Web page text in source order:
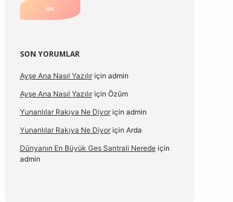
SON YORUMLAR
Ayşe Ana Nasıl Yazılıriçin admin
Ayşe Ana Nasıl Yazılıriçin Özüm
Yunanlılar Rakıya Ne Diyoriçin admin
Yunanlılar Rakıya Ne Diyoriçin Arda
Dünyanın En Büyük Ges Santrali Neredeiçin
admin